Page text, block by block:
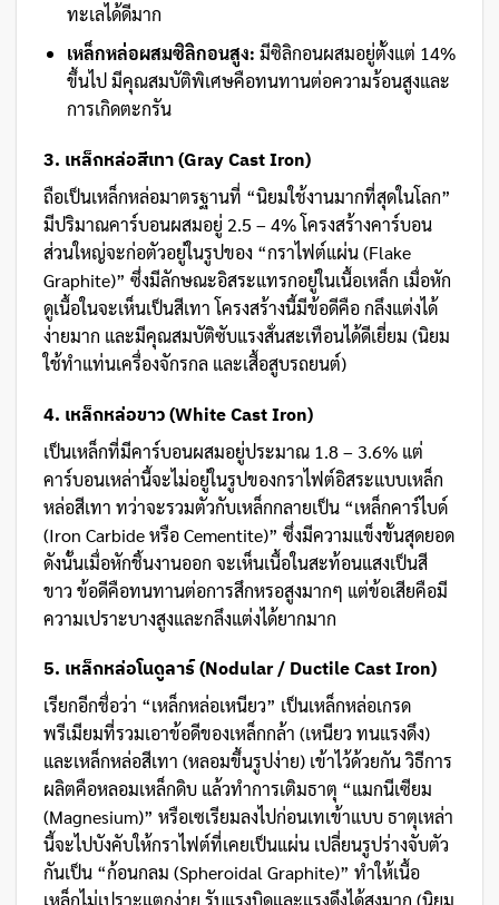
ทะเลได้ดีมาก
เหล็กหล่อผสมซิลิกอนสูง: มีซิลิกอนผสมอยู่ตั้งแต่ 14%
ขึ้นไป มีคุณสมบัติพิเศษคือทนทานต่อความร้อนสูงและ
การเกิดตะกรัน
3. เหล็กหล่อสีเทา (Gray Cast Iron)
ถือเป็นเหล็กหล่อมาตรฐานที่ “นิยมใช้งานมากที่สุดในโลก”
มีปริมาณคาร์บอนผสมอยู่ 2.5 – 4% โครงสร้างคาร์บอน
ส่วนใหญ่จะก่อตัวอยู่ในรูปของ “กราไฟต์แผ่น (Flake
Graphite)” ซึ่งมีลักษณะอิสระแทรกอยู่ในเนื้อเหล็ก เมื่อหัก
ดูเนื้อในจะเห็นเป็นสีเทา โครงสร้างนี้มีข้อดีคือ กลึงแต่งได้
ง่ายมาก และมีคุณสมบัติซับแรงสั่นสะเทือนได้ดีเยี่ยม (นิยม
ใช้ทำแท่นเครื่องจักรกล และเสื้อสูบรถยนต์)
4. เหล็กหล่อขาว (White Cast Iron)
เป็นเหล็กที่มีคาร์บอนผสมอยู่ประมาณ 1.8 – 3.6% แต่
คาร์บอนเหล่านี้จะไม่อยู่ในรูปของกราไฟต์อิสระแบบเหล็ก
หล่อสีเทา ทว่าจะรวมตัวกับเหล็กกลายเป็น “เหล็กคาร์ไบด์
(Iron Carbide หรือ Cementite)” ซึ่งมีความแข็งขั้นสุดยอด
ดังนั้นเมื่อหักชิ้นงานออก จะเห็นเนื้อในสะท้อนแสงเป็นสี
ขาว ข้อดีคือทนทานต่อการสึกหรอสูงมากๆ แต่ข้อเสียคือมี
ความเปราะบางสูงและกลึงแต่งได้ยากมาก
5. เหล็กหล่อโนดูลาร์ (Nodular / Ductile Cast Iron)
เรียกอีกชื่อว่า “เหล็กหล่อเหนียว” เป็นเหล็กหล่อเกรด
พรีเมียมที่รวมเอาข้อดีของเหล็กกล้า (เหนียว ทนแรงดึง)
และเหล็กหล่อสีเทา (หลอมขึ้นรูปง่าย) เข้าไว้ด้วยกัน วิธีการ
ผลิตคือหลอมเหล็กดิบ แล้วทำการเติมธาตุ “แมกนีเซียม
(Magnesium)” หรือเซเรียมลงไปก่อนเทเข้าแบบ ธาตุเหล่า
นี้จะไปบังคับให้กราไฟต์ที่เคยเป็นแผ่น เปลี่ยนรูปร่างจับตัว
กันเป็น “ก้อนกลม (Spheroidal Graphite)” ทำให้เนื้อ